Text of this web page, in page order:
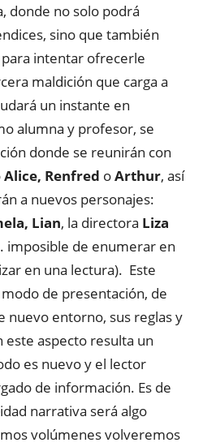
donde no solo podrá
sino que también
intentar ofrecerle
maldición que carga a
un instante en
alumna y profesor, se
donde se reunirán con
Alice, Renfred oArthur, así
a nuevos personajes:
Lian, la directora Liza
imposible de enumerar en
en una lectura). Este
de presentación, de
nuevo entorno, sus reglas y
este aspecto resulta un
es nuevo y el lector
de información. Es de
narrativa será algo
volúmenes volveremos